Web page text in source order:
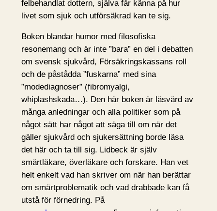
felbehandlat dottern, själva får känna på hur
livet som sjuk och utförsäkrad kan te sig.
Boken blandar humor med filosofiska
resonemang och är inte ”bara” en del i debatten
om svensk sjukvård, Försäkringskassans roll
och de påstådda ”fuskarna” med sina
”modediagnoser” (fibromyalgi,
whiplashskada…). Den här boken är läsvärd av
många anledningar och alla politiker som på
något sätt har något att säga till om när det
gäller sjukvård och sjukersättning borde läsa
det här och ta till sig. Lidbeck är själv
smärtläkare, överläkare och forskare. Han vet
helt enkelt vad han skriver om när han berättar
om smärtproblematik och vad drabbade kan få
utstå för förnedring. På